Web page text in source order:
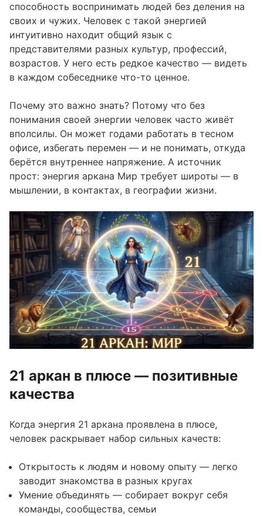
09
Рекомендации по проработке энергии 21
аркана
способность воспринимать людей без деления на
своих и чужих. Человек с такой энергией
интуитивно находит общий язык с
представителями разных культур, профессий,
возрастов. У него есть редкое качество — видеть
в каждом собеседнике что-то ценное.
Почему это важно знать? Потому что без
понимания своей энергии человек часто живёт
вполсилы. Он может годами работать в тесном
офисе, избегать перемен — и не понимать, откуда
берётся внутреннее напряжение. А источник
прост: энергия аркана Мир требует широты — в
мышлении, в контактах, в географии жизни.
21 аркан в плюсе — позитивные
качества
Когда энергия 21 аркана проявлена в плюсе,
человек раскрывает набор сильных качеств:
Открытость к людям и новому опыту — легко
заводит знакомства в разных кругах
Умение объединять — собирает вокруг себя
команды, сообщества, семьи